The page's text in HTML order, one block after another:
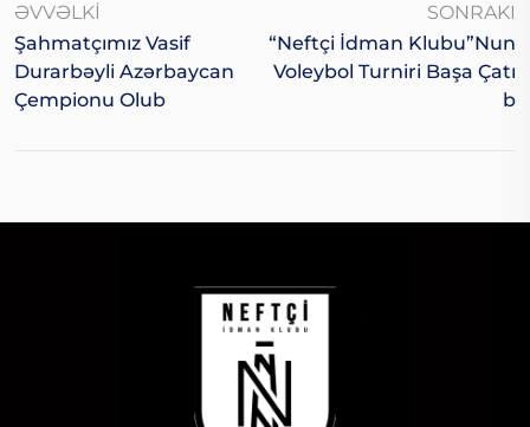
ƏVVƏLKI
Şahmatçımız Vasif
Durarbəyli Azərbaycan
Çempionu Olub
SONRAKI
“Neftçi İdman Klubu”nun
Voleybol Turniri Başa Çatı
B